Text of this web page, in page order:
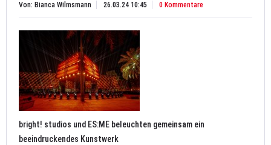
Von: Bianca Wilmsmann 26.03.24 10:45 0 Kommentare
bright! studios und ES:ME beleuchten gemeinsam ein
beeindruckendes Kunstwerk